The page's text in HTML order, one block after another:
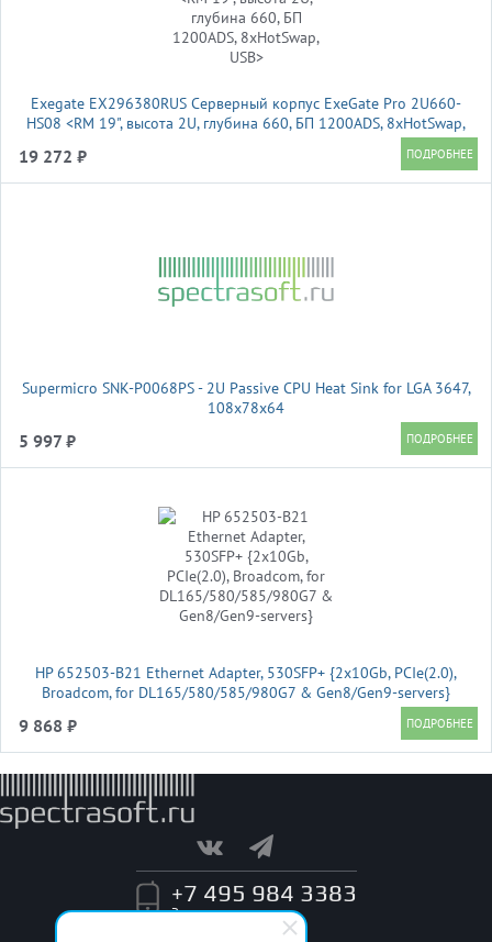
Exegate EX296380RUS Серверный корпус ExeGate Pro 2U660-
HS08 <RM 19", высота 2U, глубина 660, БП 1200ADS, 8xHotSwap,
19 272 ₽
Supermicro SNK-P0068PS - 2U Passive CPU Heat Sink for LGA 3647,
108x78x64
5 997 ₽
HP 652503-B21 Ethernet Adapter, 530SFP+ {2x10Gb, PCIe(2.0),
Broadcom, for DL165/580/585/980G7 & Gen8/Gen9-servers}
9 868 ₽
+7 495 984 3383
Заказать звонок